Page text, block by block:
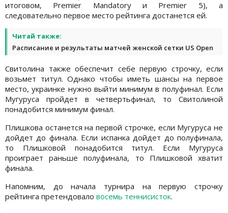
итоговом, Premier Mandatory и Premier 5), а
следовательно первое место рейтинга достанется ей.
Читай также:
Расписание и результаты матчей женской сетки US Open
Свитолина также обеспечит себе первую строчку, если
возьмет титул. Однако чтобы иметь шансы на первое
место, украинке нужно выйти минимум в полуфинал. Если
Мугуруса пройдет в четвертьфинал, то Свитолиной
понадобится минимум финал.
Плишкова останется на первой строчке, если Мугуруса не
дойдет до финала. Если испанка дойдет до полуфинала,
то Плишковой понадобится титул. Если Мугуруса
проиграет раньше полуфинала, то Плишковой хватит
финала.
Напомним, до начала турнира на первую строчку
рейтинга претендовало восемь теннисисток.